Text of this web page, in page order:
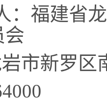
：福建省
会
市新罗区